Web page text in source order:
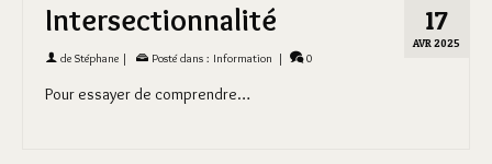
17
AVR 2025
Intersectionnalité
de Stéphane | Posté dans : Information | 0
Pour essayer de comprendre…